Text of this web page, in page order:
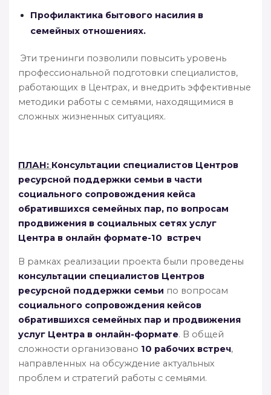
Профилактика бытового насилия в
семейных отношениях.
Эти тренинги позволили повысить уровень
профессиональной подготовки специалистов,
работающих в Центрах, и внедрить эффективные
методики работы с семьями, находящимися в
сложных жизненных ситуациях.
ПЛАН: Консультации специалистов Центров
ресурсной поддержки семьи в части
социального сопровождения кейса
обратившихся семейных пар, по вопросам
продвижения в социальных сетях услуг
Центра в онлайн формате-10 встреч
В рамках реализации проекта были проведены
консультации специалистов Центров
ресурсной поддержки семьи по вопросам
социального сопровождения кейсов
обратившихся семейных пар и продвижения
услуг Центра в онлайн-формате. В общей
сложности организовано 10 рабочих встреч,
направленных на обсуждение актуальных
проблем и стратегий работы с семьями.